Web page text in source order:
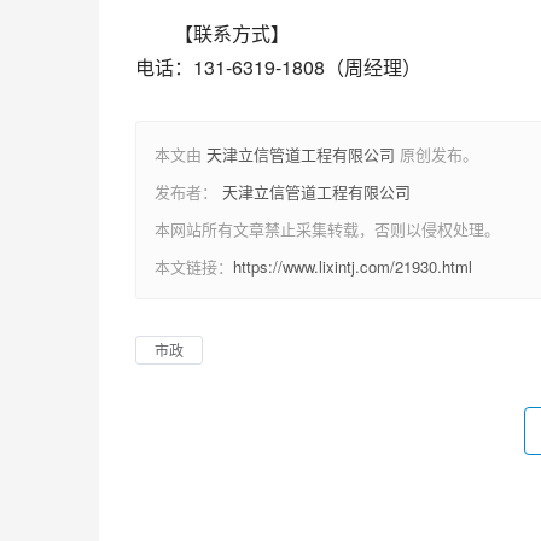
【联系方式】
电话：131-6319-1808（周经理）
本文由 天津立信管道工程有限公司 原创发布。
发布者： 天津立信管道工程有限公司
本网站所有文章禁止采集转载，否则以侵权处理。
本文链接： https://www.lixintj.com/21930.html
市政